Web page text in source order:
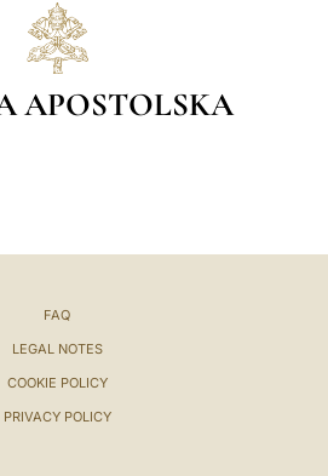
APOSTOLSKA
FAQ
LEGAL NOTES
COOKIE POLICY
PRIVACY POLICY